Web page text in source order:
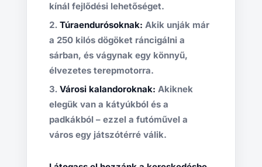
kínál fejlődési lehetőséget.
Túraendurósoknak: Akik unják már
a 250 kilós dögöket ráncigálni a
sárban, és vágynak egy könnyű,
élvezetes terepmotorra.
Városi kalandoroknak: Akiknek
elegük van a kátyúkból és a
padkákból – ezzel a futóművel a
város egy játszótérré válik.